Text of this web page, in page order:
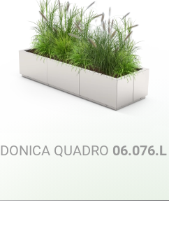
DONICA QUADRO 06.076.L